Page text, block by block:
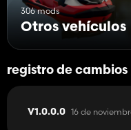
306 mods
Otros vehículos
registro de cambios
V1.0.0.0 16 de